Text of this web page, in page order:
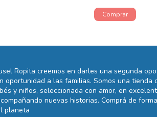
Ropita creemos en darles una segunda
oportunidad a las familias. Somos una tienda
y niños, seleccionada con amor, en
nuevas historias. Comprá de
planeta